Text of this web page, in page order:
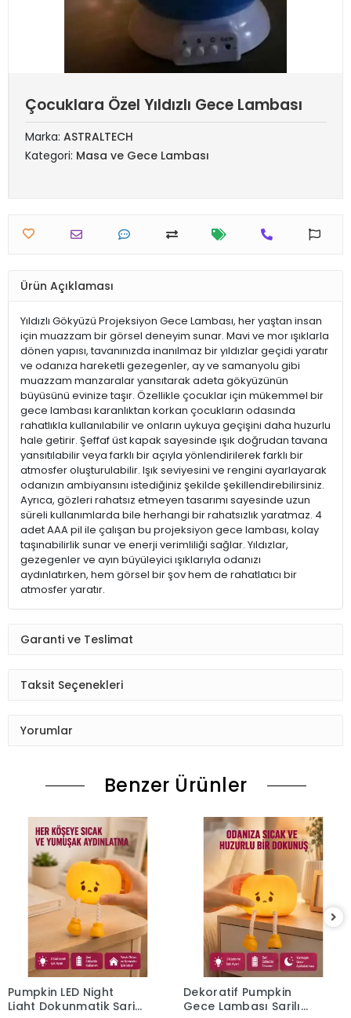
Çocuklara Özel Yıldızlı Gece Lambası
Marka: ASTRALTECH
Kategori: Masa ve Gece Lambası
Ürün Açıklaması
Yıldızlı Gökyüzü Projeksiyon Gece Lambası, her yaştan insan
için muazzam bir görsel deneyim sunar. Mavi ve mor ışıklarla
dönen yapısı, tavanınızda inanılmaz bir yıldızlar geçidi yaratır
ve odanıza hareketli gezegenler, ay ve samanyolu gibi
muazzam manzaralar yansıtarak adeta gökyüzünün
büyüsünü evinize taşır. Özellikle çocuklar için mükemmel bir
gece lambası karanlıktan korkan çocukların odasında
rahatlıkla kullanılabilir ve onların uykuya geçişini daha huzurlu
hale getirir. Şeffaf üst kapak sayesinde ışık doğrudan tavana
yansıtılabilir veya farklı bir açıyla yönlendirilerek farklı bir
atmosfer oluşturulabilir. Işık seviyesini ve rengini ayarlayarak
odanızın ambiyansını istediğiniz şekilde şekillendirebilirsiniz.
Ayrıca, gözleri rahatsız etmeyen tasarımı sayesinde uzun
süreli kullanımlarda bile herhangi bir rahatsızlık yaratmaz. 4
adet AAA pil ile çalışan bu projeksiyon gece lambası, kolay
taşınabilirlik sunar ve enerji verimliliği sağlar. Yıldızlar,
gezegenler ve ayın büyüleyici ışıklarıyla odanızı
aydınlatırken, hem görsel bir şov hem de rahatlatıcı bir
atmosfer yaratır.
Garanti ve Teslimat
Taksit Seçenekleri
Yorumlar
Benzer Ürünler
Pumpkin LED Night
Light Dokunmatik Şarjlı
Dekoratif Pumpkin
Gece Lambası Şarjlı